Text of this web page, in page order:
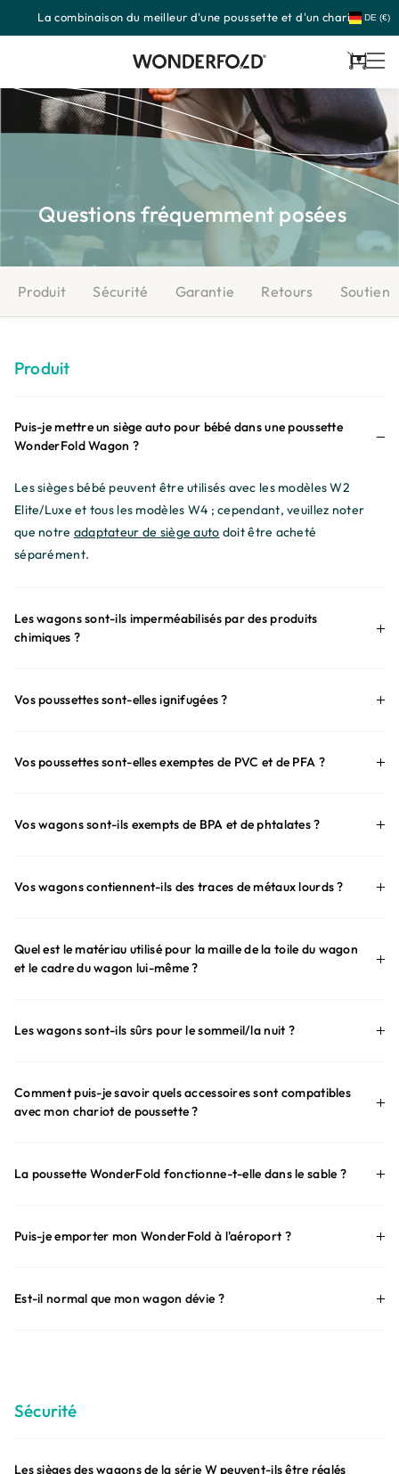
Passer
au
La combinaison du meilleur d'une poussette et d'un chariot DE (€)
Questions fréquemment posées
Produit Sécurité Garantie Retours Soutien
Produit
Puis-je mettre un siège auto pour bébé dans une poussette
WonderFold Wagon ?
Les sièges bébé peuvent être utilisés avec les modèles W2
Elite/Luxe et tous les modèles W4 ; cependant, veuillez noter
que notre adaptateur de siège auto doit être acheté
séparément.
Les wagons sont-ils imperméabilisés par des produits
chimiques ?
Vos poussettes sont-elles ignifugées ?
Vos poussettes sont-elles exemptes de PVC et de PFA ?
Vos wagons sont-ils exempts de BPA et de phtalates ?
Vos wagons contiennent-ils des traces de métaux lourds ?
Quel est le matériau utilisé pour la maille de la toile du wagon
et le cadre du wagon lui-même ?
Les wagons sont-ils sûrs pour le sommeil/la nuit ?
Comment puis-je savoir quels accessoires sont compatibles
avec mon chariot de poussette ?
La poussette WonderFold fonctionne-t-elle dans le sable ?
Puis-je emporter mon WonderFold à l'aéroport ?
Est-il normal que mon wagon dévie ?
Sécurité
Les sièges des wagons de la série W peuvent-ils être réglés